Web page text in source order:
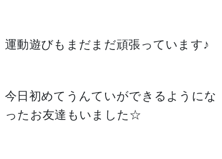
運動遊びもまだまだ頑張っています♪
今日初めてうんていができるようにな
ったお友達もいました☆